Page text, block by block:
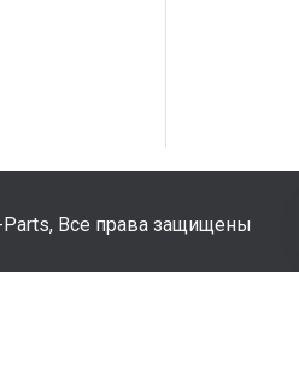
Все права защищены